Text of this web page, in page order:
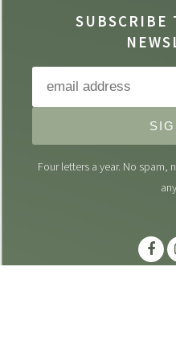
SUBSCRIBE
Four letters a year. No